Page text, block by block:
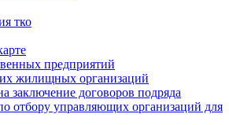
тко
предприятий
жилищных организаций
заключение договоров подряда
отбору управляющих организаций для